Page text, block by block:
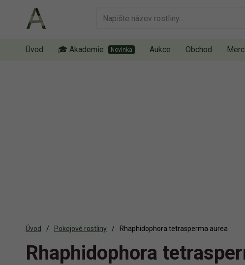
Úvod 🎓 Akademie Aukce Obchod
Úvod Pokojové rostliny Rhaphidophora tetrasperma aurea
Rhaphidophora